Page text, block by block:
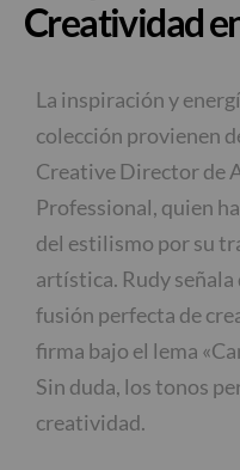
Creatividad
La inspiración y
colección provienen
Creative Director de
Professional, quien
del estilismo por su
artística. Rudy señala
fusión perfecta de
firma bajo el lema
Sin duda, los tonos
creatividad.